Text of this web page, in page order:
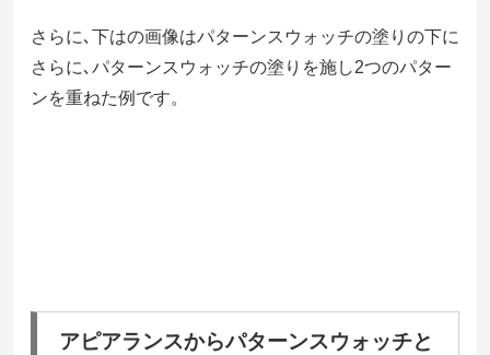
さらに､下はの画像はパターンスウォッチの塗りの下に
さらに､パターンスウォッチの塗りを施し2つのパター
ンを重ねた例です。
アピアランスからパターンスウォッチと